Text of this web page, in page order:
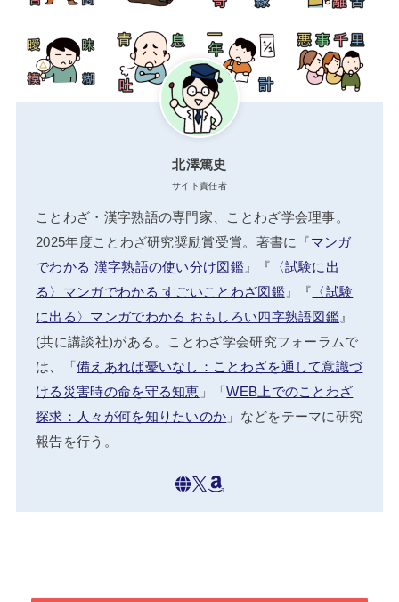
北澤篤史
サイト責任者
ことわざ・漢字熟語の専門家、ことわざ学会理事。
2025年度ことわざ研究奨励賞受賞。著書に『マンガ
でわかる 漢字熟語の使い分け図鑑』『 〈試験に出
る〉マンガでわかる すごいことわざ図鑑』『 〈試験
に出る〉マンガでわかる おもしろい四字熟語図鑑』
(共に講談社)がある。ことわざ学会研究フォーラムで
は、「備えあれば憂いなし：ことわざを通して意識づ
ける災害時の命を守る知恵 」「WEB上でのことわざ
探求：人々が何を知りたいのか 」などをテーマに研究
報告を行う。